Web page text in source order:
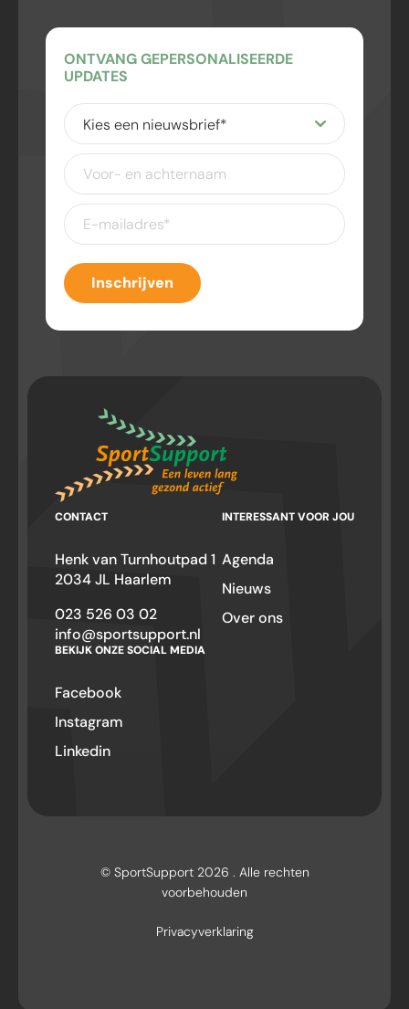
ONTVANG GEPERSONALISEERDE
UPDATES
Kies
een
nieuwsbrief(Vereist)
Voor-
en
achternaam
E-
mailadres(Vereist)
Inschrijven
CONTACT
Henk van Turnhoutpad 1
2034 JL Haarlem
023 526 03 02
info@sportsupport.nl
INTERESSANT VOOR JOU
Agenda
Nieuws
Over ons
BEKIJK ONZE SOCIAL MEDIA
Facebook
Instagram
Linkedin
© SportSupport 2026 . Alle rechten
voorbehouden
Privacyverklaring